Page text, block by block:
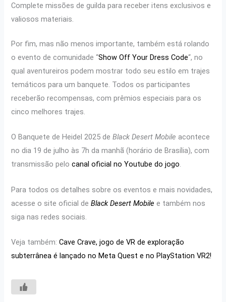
Complete missões de guilda para receber itens exclusivos e
valiosos materiais.
Por fim, mas não menos importante, também está rolando
o evento de comunidade “Show Off Your Dress Code“, no
qual aventureiros podem mostrar todo seu estilo em trajes
temáticos para um banquete. Todos os participantes
receberão recompensas, com prêmios especiais para os
cinco melhores trajes.
O Banquete de Heidel 2025 deBlack Desert Mobile acontece
no dia 19 de julho às 7h da manhã (horário de Brasília), com
transmissão pelocanal oficial no Youtube do jogo.
Para todos os detalhes sobre os eventos e mais novidades,
acesse o site oficial deBlack Desert Mobile e também nos
siga nas redes sociais.
Veja também:Cave Crave, jogo de VR de exploração
subterrânea é lançado no Meta Quest e no PlayStation VR2!